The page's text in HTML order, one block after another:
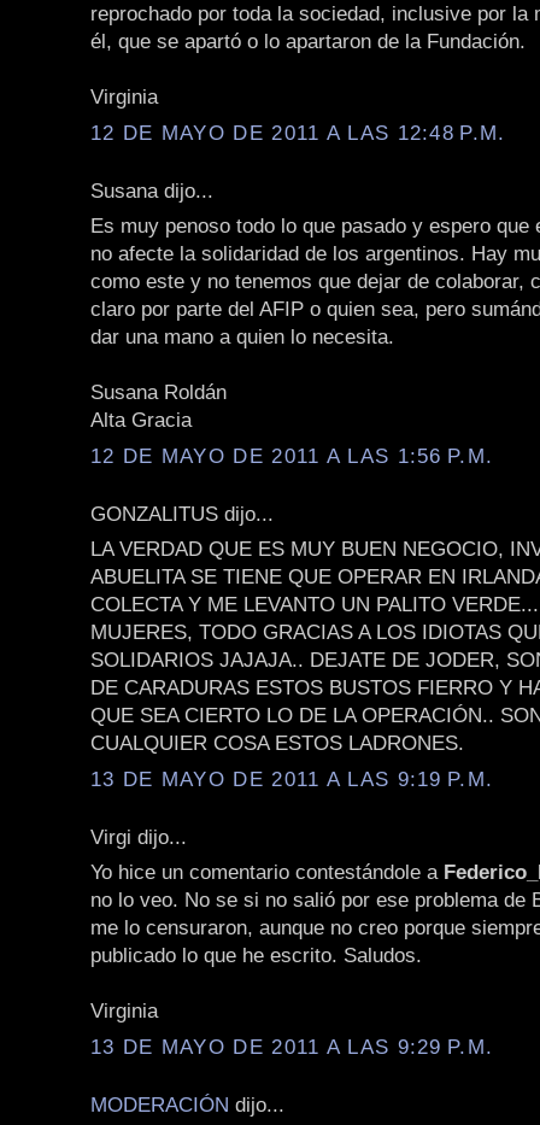
reprochado por toda la sociedad, inclusive por la
él, que se apartó o lo apartaron de la Fundación.
Virginia
12 DE MAYO DE 2011 A LAS 12:48 P.M.
Susana dijo...
Es muy penoso todo lo que pasado y espero que
no afecte la solidaridad de los argentinos. Hay
como este y no tenemos que dejar de colaborar,
claro por parte del AFIP o quien sea, pero
dar una mano a quien lo necesita.
Susana Roldán
Alta Gracia
12 DE MAYO DE 2011 A LAS 1:56 P.M.
GONZALITUS dijo...
LA VERDAD QUE ES MUY BUEN NEGOCIO,
ABUELITA SE TIENE QUE OPERAR EN
COLECTA Y ME LEVANTO UN PALITO
MUJERES, TODO GRACIAS A LOS IDIOTAS
SOLIDARIOS JAJAJA.. DEJATE DE JODER,
DE CARADURAS ESTOS BUSTOS FIERRO Y
QUE SEA CIERTO LO DE LA OPERACIÓN..
CUALQUIER COSA ESTOS LADRONES.
13 DE MAYO DE 2011 A LAS 9:19 P.M.
Virgi dijo...
Yo hice un comentario contestándole a
no lo veo. No se si no salió por ese problema de
me lo censuraron, aunque no creo porque
publicado lo que he escrito. Saludos.
Virginia
13 DE MAYO DE 2011 A LAS 9:29 P.M.
MODERACIÓN dijo...